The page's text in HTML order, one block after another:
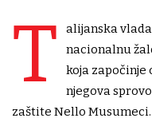
T
alijanska
nacionalnu
koja započinje
njegova
zaštite Nello Musumeci.